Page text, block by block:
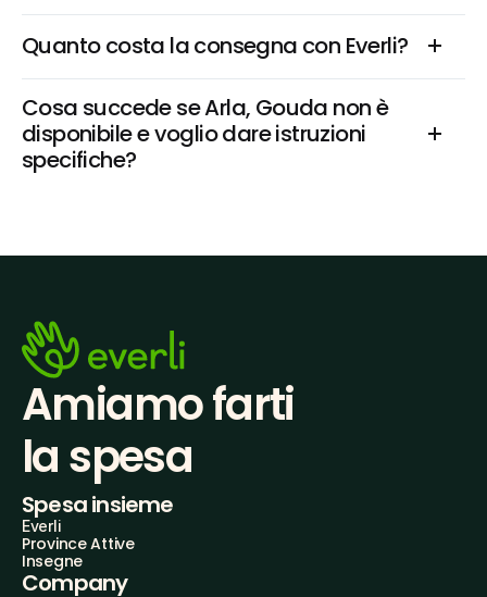
Quanto costa la consegna con Everli?
Cosa succede se Arla, Gouda non è
disponibile e voglio dare istruzioni
specifiche?
Amiamo farti
la spesa
Spesa insieme
Everli
Province Attive
Insegne
Company